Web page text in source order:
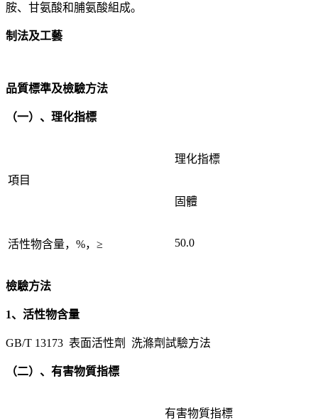
胺、甘氨酸和脯氨酸組成。
制法及工藝
品質標準及檢驗方法
（一）、理化指標
項目
理化指標
固體
活性物含量，%，≥ 50.0
檢驗方法
1、活性物含量
GB/T 13173 表面活性劑 洗滌劑試驗方法
（二）、有害物質指標
有害物質指標